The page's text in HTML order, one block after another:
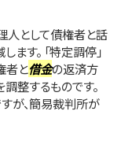
人として債権者と話
ます。 「特定調停」
者と借金の返済方
整するものです。
が、簡易裁判所が